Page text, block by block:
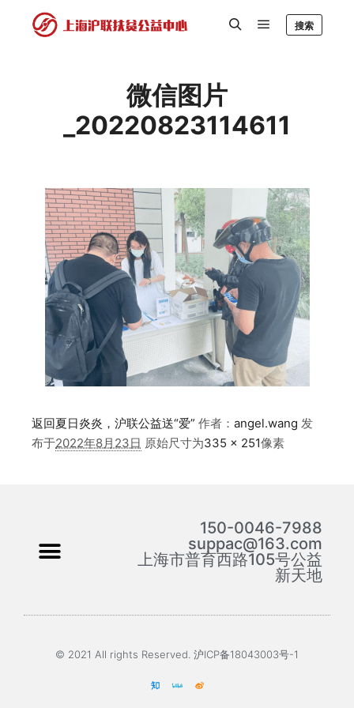
搜索
微信图片
_20220823114611
返回夏日炎炎，沪联公益送“爱” 作者： angel.wang 发
布于2022年8月23日 原始尺寸为335 × 251像素
150-0046-7988
suppac@163.com
上海市普育西路105号公益
新天地
© 2021 All rights Reserved. 沪ICP备18043003号-1